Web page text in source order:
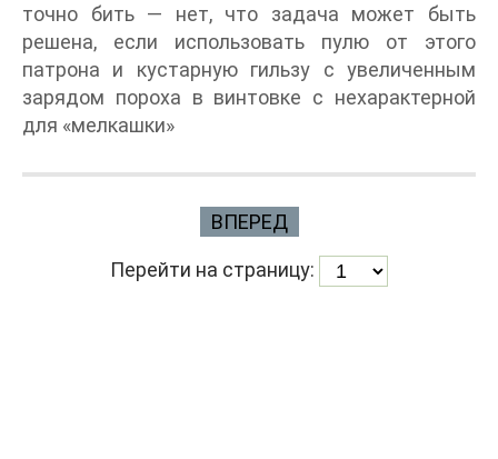
точно бить — нет, что задача может быть
решена, если использовать пулю от этого
патрона и кустарную гильзу с увеличенным
зарядом пороха в винтовке с нехарактерной
для «мелкашки»
ВПЕРЕД
Перейти на страницу: